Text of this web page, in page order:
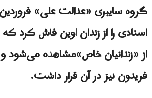
گروه سایبری «عدالت علی»
اسنادی را از زندان اوین فاش کرد
از «زندانیان خاص»مشاهده می‌شود
فریدون نیز در آن قرار داشت.